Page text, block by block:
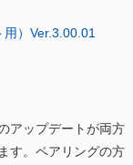
）Ver.3.00.01
アップデートが両方
す。ペアリングの方